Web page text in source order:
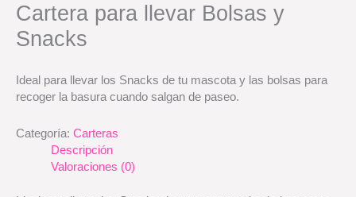
Cartera para llevar Bolsas y
Snacks
Ideal para llevar los Snacks de tu mascota y las bolsas para
recoger la basura cuando salgan de paseo.
Categoría: Carteras
Descripción
Valoraciones (0)